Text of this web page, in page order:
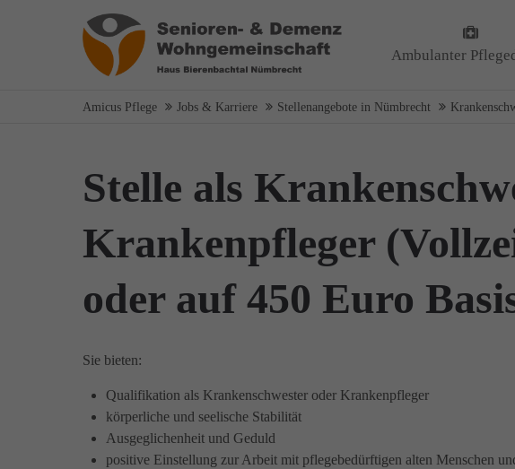
Login
Passwort
Anmelden
Über uns
Wir haben uns als ambulanter
Bereich Demenz erleben wir
das wir GUTEStun.
Ambulanter
Amicus Pflege Jobs & Karriere Stellenangebote in Nümbrecht
Stelle als
Krankenpfleger
oder auf 450 Euro
Sie bieten:
Qualifikation als Krankenschwester oder Krankenpfleger
körperliche und seelische Stabilität
Ausgeglichenheit und Geduld
positive Einstellung zur Arbeit mit pflegebedürftigen alten Menschen